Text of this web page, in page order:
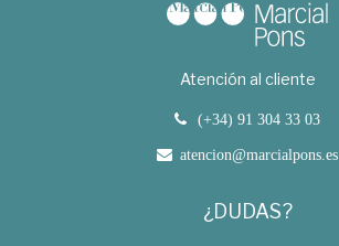
Atención al cliente
(+34) 91 304 33 03
atencion@marcialpons.es
¿DUDAS?